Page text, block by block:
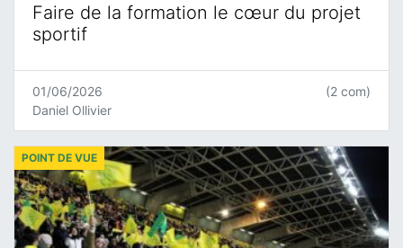
Faire de la formation le cœur du projet
sportif
01/06/2026
Daniel Ollivier
(2 com)
POINT DE VUE